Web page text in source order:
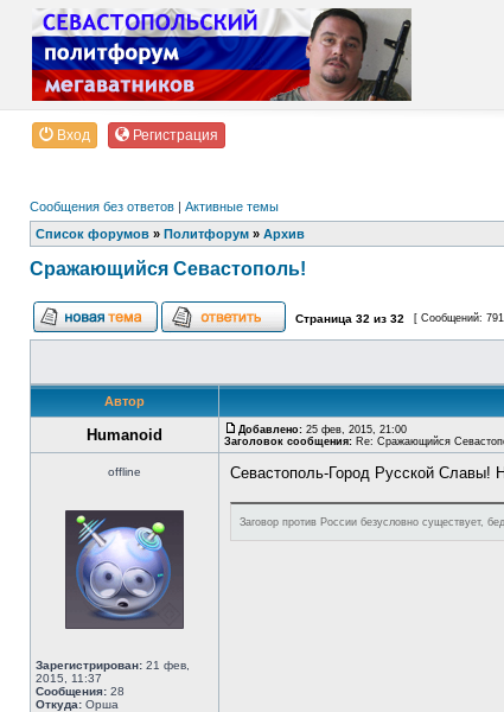
Вход Регистрация
Сообщения без ответов | Активные темы
Список форумов » Политфорум » Архив
Сражающийся Севастополь!
Страница 32 из 32 [ Сообщений: 791
Автор
Humanoid Добавлено: 25 фев, 2015, 21:00
Заголовок сообщения: Re: Сражающийся
offline
Зарегистрирован: 21 фев,
2015, 11:37
Сообщения: 28
Откуда: Орша
Севастополь-Город Русской Славы!
Заговор против России безусловно существует,